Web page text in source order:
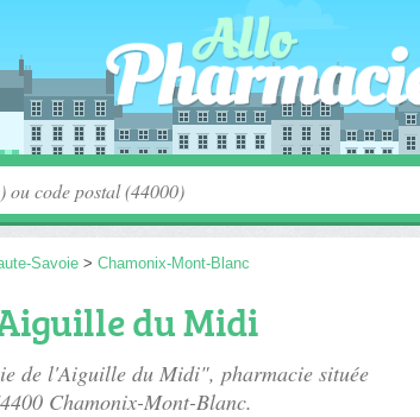
Savoie > Chamonix-Mont-Blanc
du Midi
de l'Aiguille du Midi", pharmacie située
Chamonix-Mont-Blanc.